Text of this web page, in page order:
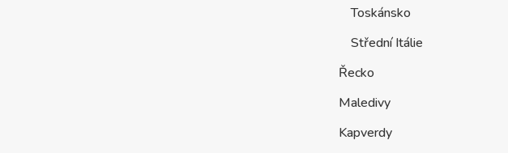
Toskánsko
Střední Itálie
Řecko
Maledivy
Kapverdy